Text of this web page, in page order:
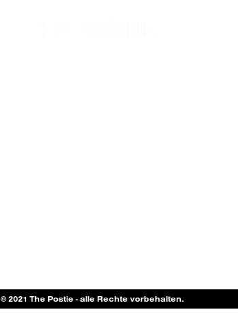
© 2021 The Postie - alle Rechte vorbehalten.